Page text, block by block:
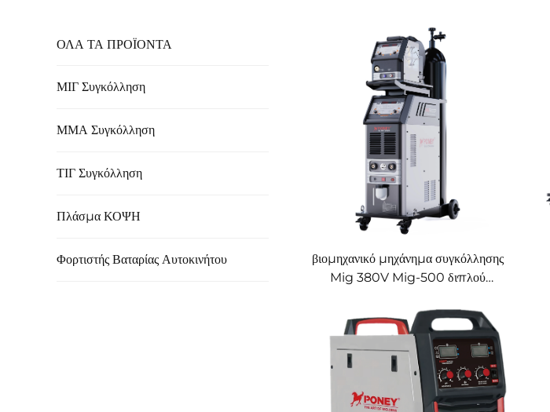
ΟΛΑ ΤΑ ΠΡΟΪΟΝΤΑ
ΜΙΓ Συγκόλληση
ΜΜΑ Συγκόλληση
ΤΙΓ Συγκόλληση
Πλάσμα ΚΟΨΗ
Φορτιστής Βαταρίας Αυτοκινήτου
βιομηχανικό μηχάνημα συγκόλλησης
Mig 380V Mig-500 διπλού
σύστημα